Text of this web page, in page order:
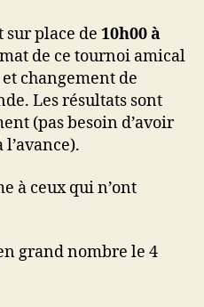
sur place de 10h00 à
de ce tournoi amical
changement de
Les résultats sont
(pas besoin d’avoir
l’avance).
à ceux qui n’ont
grand nombre le 4